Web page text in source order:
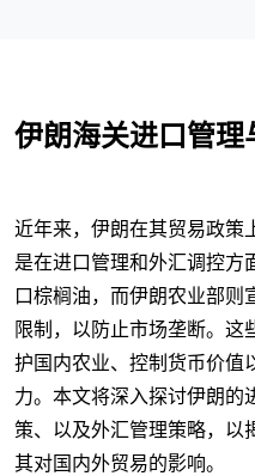
伊朗海关进口管理
近年来，伊朗在其贸易政策
是在进口管理和外汇调控方
口棕榈油，而伊朗农业部则
限制，以防止市场垄断。这
护国内农业、控制货币价值
力。本文将深入探讨伊朗的
策、以及外汇管理策略，以
其对国内外贸易的影响。